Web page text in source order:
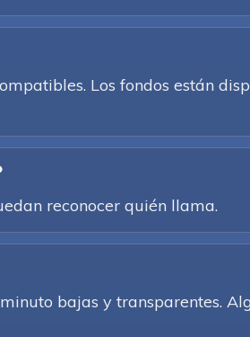
Los fondos están
reconocer quién llama.
bajas y transparentes.